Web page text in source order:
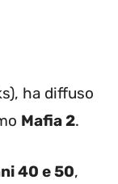
ha diffuso
Mafia 2.
40 e 50,